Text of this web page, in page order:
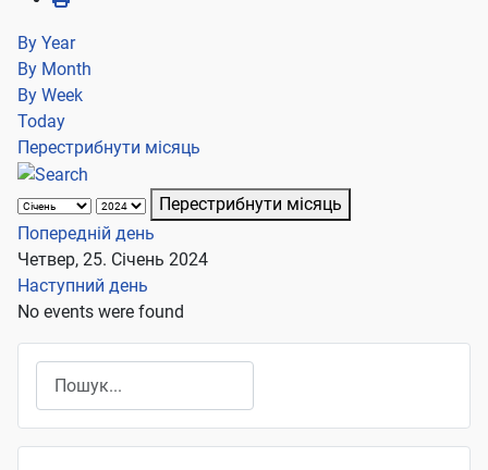
By Year
By Month
By Week
Today
Перестрибнути місяць
Перестрибнути місяць
Попередній день
Четвер, 25. Січень 2024
Наступний день
No events were found